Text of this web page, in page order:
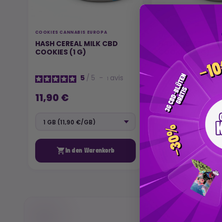
COOKIES CANNABIS EUROPA
HASH CEREAL MILK CBD
COOKIES (1 G)
5 / 5 - 1 avis
11,90 €
 In den Warenkorb
COOKIES CANNABIS
HASH GELATTI
COOKIES (1 G)
11,90 €
 In den